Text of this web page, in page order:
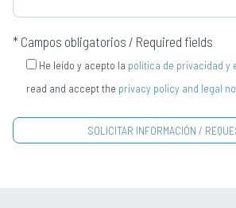
* Campos obligatorios / Required fields
He leído y acepto la política de privacidad y
read and accept the privacy policy and legal